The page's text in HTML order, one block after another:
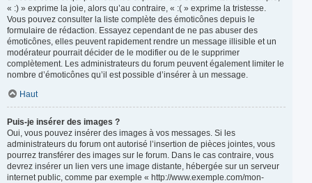
« :) » exprime la joie, alors qu’au contraire, « :( » exprime la tristesse.
Vous pouvez consulter la liste complète des émoticônes depuis le
formulaire de rédaction. Essayez cependant de ne pas abuser des
émoticônes, elles peuvent rapidement rendre un message illisible et un
modérateur pourrait décider de le modifier ou de le supprimer
complètement. Les administrateurs du forum peuvent également limiter le
nombre d’émoticônes qu’il est possible d’insérer à un message.
Haut
Puis-je insérer des images ?
Oui, vous pouvez insérer des images à vos messages. Si les
administrateurs du forum ont autorisé l’insertion de pièces jointes, vous
pourrez transférer des images sur le forum. Dans le cas contraire, vous
devrez insérer un lien vers une image distante, hébergée sur un serveur
internet public, comme par exemple « http://www.exemple.com/mon-